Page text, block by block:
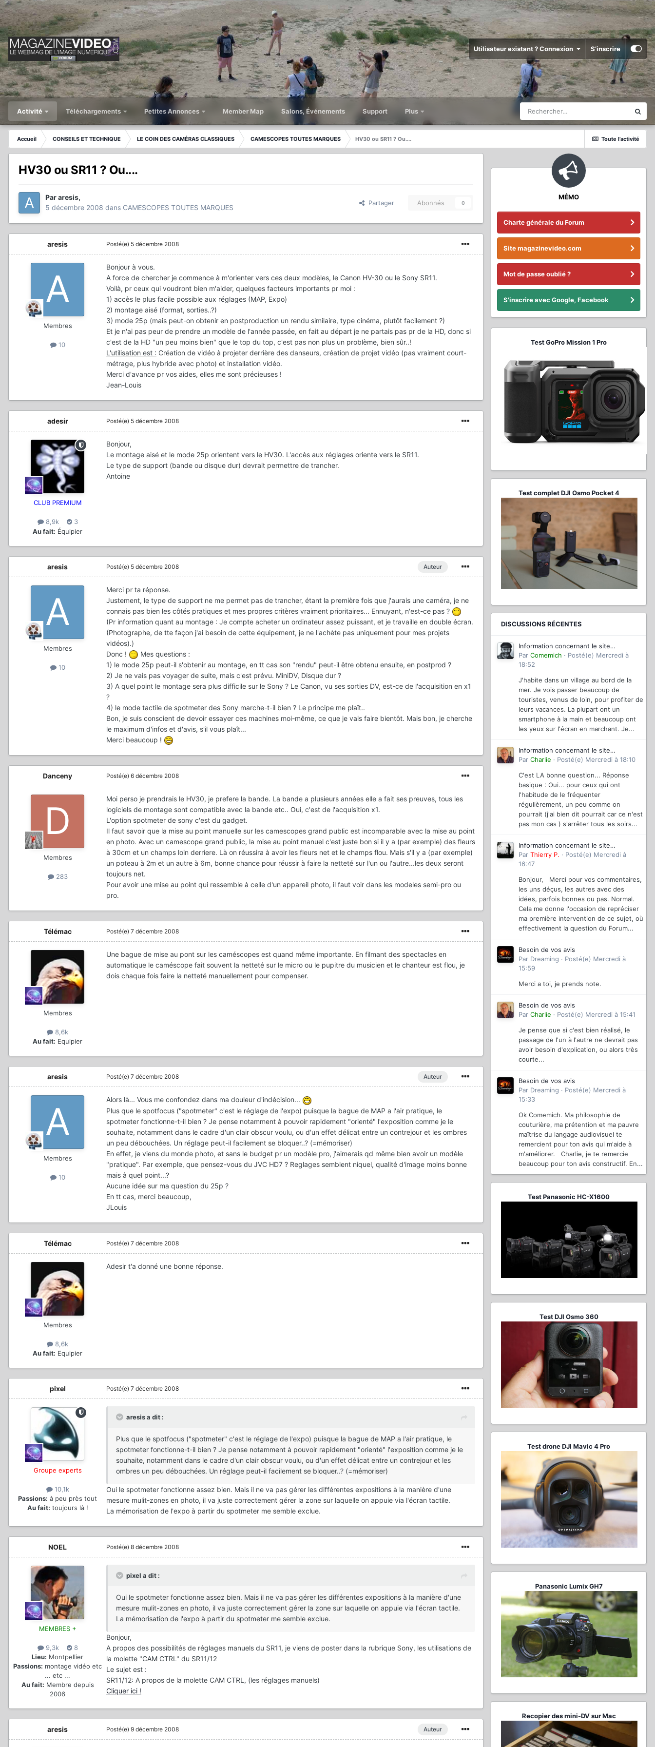
Utilisateur existant ? Connexion S’inscrire
Activité Téléchargements Petites Annonces Member Map Salons, Événements Support Plus
Toute l’activité
Accueil CONSEILS ET TECHNIQUE LE COIN DES CAMÉRAS CLASSIQUES CAMESCOPES TOUTES MARQUES HV30 ou SR11 ? Ou....
HV30 ou SR11 ? Ou....
Pararesis,
5 décembre 2008 dans CAMESCOPES TOUTES MARQUES
Partager Abonnés 0
aresis
Membres
10
Posté(e) 5 décembre 2008
Bonjour à vous.
A force de chercher je commence à m'orienter vers ces deux modèles, le Canon HV-30 ou le Sony SR11.
Voilà, pr ceux qui voudront bien m'aider, quelques facteurs importants pr moi :
1) accès le plus facile possible aux réglages (MAP, Expo)
2) montage aisé (format, sorties..?)
3) mode 25p (mais peut-on obtenir en postproduction un rendu similaire, type cinéma, plutôt facilement ?)
Et je n'ai pas peur de prendre un modèle de l'année passée, en fait au départ je ne partais pas pr de la HD, donc si
c'est de la HD "un peu moins bien" que le top du top, c'est pas non plus un problème, bien sûr..!
L'utilisation est : Création de vidéo à projeter derrière des danseurs, création de projet vidéo (pas vraiment court-
métrage, plus hybride avec photo) et installation vidéo.
Merci d'avance pr vos aides, elles me sont précieuses !
Jean-Louis
adesir
CLUB PREMIUM
8,9k
3
Au fait: Équipier
Posté(e) 5 décembre 2008
Bonjour,
Le montage aisé et le mode 25p orientent vers le HV30. L'accès aux réglages oriente vers le SR11.
Le type de support (bande ou disque dur) devrait permettre de trancher.
Antoine
aresis
Membres
10
Auteur
Posté(e) 5 décembre 2008
Merci pr ta réponse.
Justement, le type de support ne me permet pas de trancher, étant la première fois que j'aurais une caméra, je ne
connais pas bien les côtés pratiques et mes propres critères vraiment prioritaires... Ennuyant, n'est-ce pas ?
(Pr information quant au montage : Je compte acheter un ordinateur assez puissant, et je travaille en double écran.
(Photographe, de tte façon j'ai besoin de cette équipement, je ne l'achète pas uniquement pour mes projets
vidéos).)
Donc !
Mes questions :
1) le mode 25p peut-il s'obtenir au montage, en tt cas son "rendu" peut-il être obtenu ensuite, en postprod ?
2) Je ne vais pas voyager de suite, mais c'est prévu. MiniDV, Disque dur ?
3) A quel point le montage sera plus difficile sur le Sony ? Le Canon, vu ses sorties DV, est-ce de l'acquisition en x1
?
4) le mode tactile de spotmeter des Sony marche-t-il bien ? Le principe me plaît..
Bon, je suis conscient de devoir essayer ces machines moi-même, ce que je vais faire bientôt. Mais bon, je cherche
le maximum d'infos et d'avis, s'il vous plaît...
Merci beaucoup !
Danceny
Membres
283
Posté(e) 6 décembre 2008
Moi perso je prendrais le HV30, je prefere la bande. La bande a plusieurs années elle a fait ses preuves, tous les
logiciels de montage sont compatible avec la bande etc.. Oui, c'est de l'acquisition x1.
L'option spotmeter de sony c'est du gadget.
Il faut savoir que la mise au point manuelle sur les camescopes grand public est incomparable avec la mise au point
en photo. Avec un camescope grand public, la mise au point manuel c'est juste bon si il y a (par exemple) des fleurs
à 30cm et un champs loin derriere. Là on réussira à avoir les fleurs net et le champs flou. Mais s'il y a (par exemple)
un poteau à 2m et un autre à 6m, bonne chance pour réussir à faire la netteté sur l'un ou l'autre...les deux seront
toujours net.
Pour avoir une mise au point qui ressemble à celle d'un appareil photo, il faut voir dans les modeles semi-pro ou
pro.
Télémac
Membres
8,6k
Au fait: Equipier
Posté(e) 7 décembre 2008
Une bague de mise au pont sur les caméscopes est quand même importante. En filmant des spectacles en
automatique le caméscope fait souvent la netteté sur le micro ou le pupitre du musicien et le chanteur est flou, je
dois chaque fois faire la netteté manuellement pour compenser.
aresis
Membres
10
Auteur
Posté(e) 7 décembre 2008
Alors là... Vous me confondez dans ma douleur d'indécision...
Plus que le spotfocus ("spotmeter" c'est le réglage de l'expo) puisque la bague de MAP a l'air pratique, le
spotmeter fonctionne-t-il bien ? Je pense notamment à pouvoir rapidement "orienté" l'exposition comme je le
souhaite, notamment dans le cadre d'un clair obscur voulu, ou d'un effet délicat entre un contrejour et les ombres
un peu débouchées. Un réglage peut-il facilement se bloquer..? (=mémoriser)
En effet, je viens du monde photo, et sans le budget pr un modèle pro, j'aimerais qd même bien avoir un modèle
"pratique". Par exemple, que pensez-vous du JVC HD7 ? Reglages semblent niquel, qualité d'image moins bonne
mais à quel point...?
Aucune idée sur ma question du 25p ?
En tt cas, merci beaucoup,
JLouis
Télémac
Membres
8,6k
Au fait: Equipier
Posté(e) 7 décembre 2008
Adesir t'a donné une bonne réponse.
pixel
Groupe experts
10,1k
Passions: à peu près tout
Au fait: toujours là !
Posté(e) 7 décembre 2008
aresis a dit :
Plus que le spotfocus ("spotmeter" c'est le réglage de l'expo) puisque la bague de MAP a l'air pratique, le
spotmeter fonctionne-t-il bien ? Je pense notamment à pouvoir rapidement "orienté" l'exposition comme je le
souhaite, notamment dans le cadre d'un clair obscur voulu, ou d'un effet délicat entre un contrejour et les
ombres un peu débouchées. Un réglage peut-il facilement se bloquer..? (=mémoriser)
Oui le spotmeter fonctionne assez bien. Mais il ne va pas gérer les différentes expositions à la manière d'une
mesure mulit-zones en photo, il va juste correctement gérer la zone sur laquelle on appuie via l'écran tactile.
La mémorisation de l'expo à partir du spotmeter me semble exclue.
NOEL
MEMBRES +
9,3k
8
Lieu: Montpellier
Passions: montage vidéo etc
... etc ...
Au fait: Membre depuis
2006
Posté(e) 8 décembre 2008
pixel a dit :
Oui le spotmeter fonctionne assez bien. Mais il ne va pas gérer les différentes expositions à la manière d'une
mesure mulit-zones en photo, il va juste correctement gérer la zone sur laquelle on appuie via l'écran tactile.
La mémorisation de l'expo à partir du spotmeter me semble exclue.
Bonjour,
A propos des possibilités de réglages manuels du SR11, je viens de poster dans la rubrique Sony, les utilisations de
la molette "CAM CTRL" du SR11/12
Le sujet est :
SR11/12: A propos de la molette CAM CTRL, (les réglages manuels)
Cliquer ici !
aresis Auteur
Posté(e) 9 décembre 2008
MÉMO
Charte générale du Forum
Site magazinevideo.com
Mot de passe oublié ?
S'inscrire avec Google, Facebook
Test GoPro Mission 1 Pro
Test complet DJI Osmo Pocket 4
DISCUSSIONS RÉCENTES
Information concernant le site
magazinevideo
Par Comemich · Posté(e) Mercredi à
18:52
J'habite dans un village au bord de la
mer. Je vois passer beaucoup de
touristes, venus de loin, pour profiter de
leurs vacances. La plupart ont un
smartphone à la main et beaucoup ont
les yeux sur l'écran en marchant. Je...
Information concernant le site
magazinevideo
Par Charlie · Posté(e) Mercredi à 18:10
C'est LA bonne question... Réponse
basique : Oui... pour ceux qui ont
l'habitude de le fréquenter
régulièrement, un peu comme on
pourrait (j'ai bien dit pourrait car ce n'est
pas mon cas ) s'arrêter tous les soirs...
Information concernant le site
magazinevideo
Par Thierry P. · Posté(e) Mercredi à
16:47
Bonjour, Merci pour vos commentaires,
les uns déçus, les autres avec des
idées, parfois bonnes ou pas. Normal.
Cela me donne l'occasion de repréciser
ma première intervention de ce sujet, où
effectivement la question du Forum...
Besoin de vos avis
Par Dreaming · Posté(e) Mercredi à
15:59
Merci a toi, je prends note.
Besoin de vos avis
Par Charlie · Posté(e) Mercredi à 15:41
Je pense que si c'est bien réalisé, le
passage de l'un à l'autre ne devrait pas
avoir besoin d'explication, ou alors très
courte...
Besoin de vos avis
Par Dreaming · Posté(e) Mercredi à
15:33
Ok Comemich. Ma philosophie de
couturière, ma prétention et ma pauvre
maîtrise du langage audiovisuel te
remercient pour ton avis qui m'aide à
m'améliorer. Charlie, je te remercie
beaucoup pour ton avis constructif. En...
Test Panasonic HC-X1600
Test DJI Osmo 360
Test drone DJI Mavic 4 Pro
Panasonic Lumix GH7
Recopier des mini-DV sur Mac